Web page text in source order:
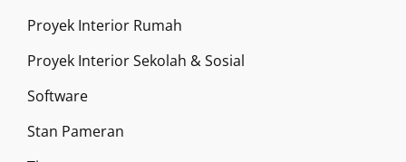
Proyek Interior Rumah
Proyek Interior Sekolah & Sosial
Software
Stan Pameran